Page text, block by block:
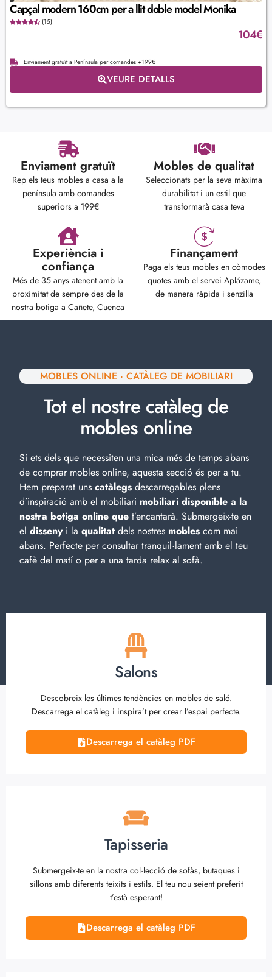
Capçal modern 160cm per a llit doble model Monika
(15)
104€
Enviament gratuït a Península per comandes +199€
VEURE DETALLS
Enviament gratuït
Rep els teus mobles a casa a la
península amb comandes
superiors a 199€
Mobles de qualitat
Seleccionats per la seva màxima
durabilitat i un estil que
transformarà casa teva
Experiència i
confiança
Més de 35 anys atenent amb la
proximitat de sempre des de la
nostra botiga a Cañete, Cuenca
Finançament
Paga els teus mobles en còmodes
quotes amb el servei Aplázame,
de manera ràpida i senzilla
MOBLES ONLINE · CATÀLEG DE MOBILIARI
Tot el nostre catàleg de
mobles online
Si ets dels que necessiten una mica més de temps abans
de comprar mobles online, aquesta secció és per a tu.
Hem preparat uns catàlegs descarregables plens
d’inspiració amb el mobiliari mobiliari disponible a la
nostra botiga online que t’encantarà. Submergeix-te en
el dissenyi la qualitat dels nostres mobles com mai
abans. Perfecte per consultar tranquil·lament amb el teu
cafè del matí o per a una tarda relax al sofà.
Salons
Descobreix les últimes tendències en mobles de saló.
Descarrega el catàleg i inspira’t per crear l’espai perfecte.
Descarrega el catàleg PDF
Tapisseria
Submergeix-te en la nostra col·lecció de sofàs, butaques i
sillons amb diferents teixits i estils. El teu nou seient preferit
t’està esperant!
Descarrega el catàleg PDF